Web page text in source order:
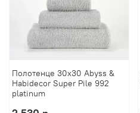
Полотенце 30x30 Abyss &
Habidecor Super Pile 992
platinum